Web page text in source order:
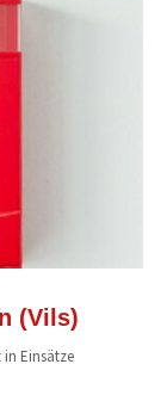
(Vils)
in Einsätze